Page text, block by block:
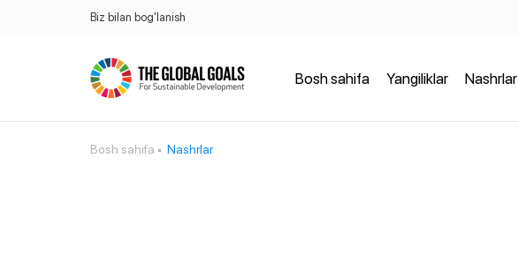
Biz bilan bog'lanish
Bosh sahifa Yangiliklar Nashrlar
Bosh sahifa Nashrlar